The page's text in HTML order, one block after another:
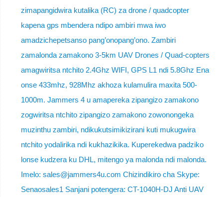
zimapangidwira kutalika (RC) za drone / quadcopter
kapena gps mbendera ndipo ambiri mwa iwo
amadzichepetsanso pang’onopang’ono. Zambiri
zamalonda zamakono 3-5km UAV Drones / Quad-copters
amagwiritsa ntchito 2.4Ghz WIFI, GPS L1 ndi 5.8Ghz Ena
onse 433mhz, 928Mhz akhoza kulamulira maxita 500-
1000m. Jammers 4 u amapereka zipangizo zamakono
zogwiritsa ntchito zipangizo zamakono zowonongeka
muzinthu zambiri, ndikukutsimikizirani kuti mukugwira
ntchito yodalirika ndi kukhazikika. Kuperekedwa padziko
lonse kudzera ku DHL, mitengo ya malonda ndi malonda.
Imelo: sales@jammers4u.com Chizindikiro cha Skype:
Senaosales1 Sanjani potengera: CT-1040H-DJ Anti UAV